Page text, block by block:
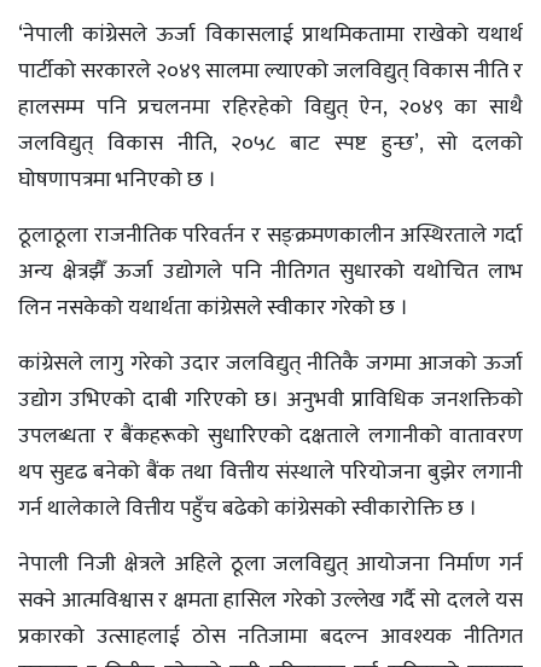
‘नेपाली कांग्रेसले ऊर्जा विकासलाई प्राथमिकतामा राखेको यथार्थ
पार्टीको सरकारले २०४९ सालमा ल्याएको जलविद्युत् विकास नीति र
हालसम्म पनि प्रचलनमा रहिरहेको विद्युत् ऐन, २०४९ का साथै
जलविद्युत् विकास नीति, २०५८ बाट स्पष्ट हुन्छ’, सो दलको
घोषणापत्रमा भनिएको छ ।
ठूलाठूला राजनीतिक परिवर्तन र सङ्क्रमणकालीन अस्थिरताले गर्दा
अन्य क्षेत्रझैँ ऊर्जा उद्योगले पनि नीतिगत सुधारको यथोचित लाभ
लिन नसकेको यथार्थता कांग्रेसले स्वीकार गरेको छ ।
कांग्रेसले लागु गरेको उदार जलविद्युत् नीतिकै जगमा आजको ऊर्जा
उद्योग उभिएको दाबी गरिएको छ। अनुभवी प्राविधिक जनशक्तिको
उपलब्धता र बैंकहरूको सुधारिएको दक्षताले लगानीको वातावरण
थप सुदृढ बनेको बैंक तथा वित्तीय संस्थाले परियोजना बुझेर लगानी
गर्न थालेकाले वित्तीय पहुँच बढेको कांग्रेसको स्वीकारोक्ति छ ।
नेपाली निजी क्षेत्रले अहिले ठूला जलविद्युत् आयोजना निर्माण गर्न
सक्ने आत्मविश्वास र क्षमता हासिल गरेको उल्लेख गर्दै सो दलले यस
प्रकारको उत्साहलाई ठोस नतिजामा बदल्न आवश्यक नीतिगत